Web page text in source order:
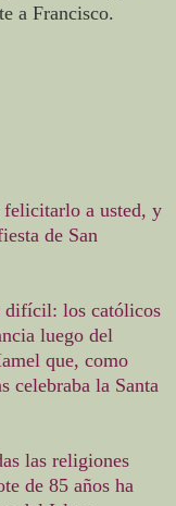
a Francisco.
felicitarlo a usted, y
de San
difícil: los católicos
luego del
que, como
celebraba la Santa
las religiones
de 85 años ha